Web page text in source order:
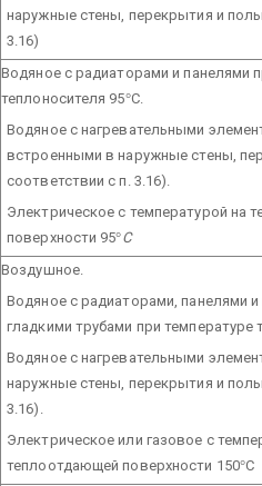
наружные стены, перекрытия и
3.16)
Водяное с радиаторами и панелями
теплоносителя 95°С.
Водяное с нагревательными
встроенными в наружные стены,
соответствии с п. 3.16).
Электрическое с температурой на
поверхности 95°С
Воздушное.
Водяное с радиаторами, панелями
гладкими трубами при температуре
Водяное с нагревательными
наружные стены, перекрытия и
3.16).
Электрическое или газовое с
теплоотдающей поверхности 150°С